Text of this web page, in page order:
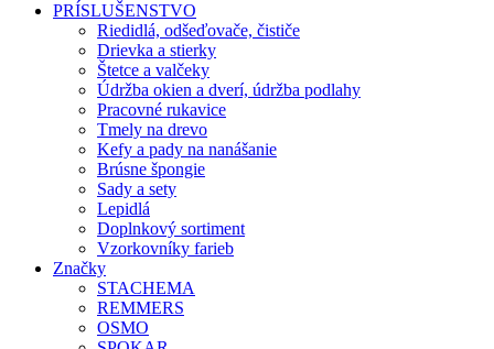
PRÍSLUŠENSTVO
Riedidlá, odšeďovače, čističe
Drievka a stierky
Štetce a valčeky
Údržba okien a dverí, údržba podlahy
Pracovné rukavice
Tmely na drevo
Kefy a pady na nanášanie
Brúsne špongie
Sady a sety
Lepidlá
Doplnkový sortiment
Vzorkovníky farieb
Značky
STACHEMA
REMMERS
OSMO